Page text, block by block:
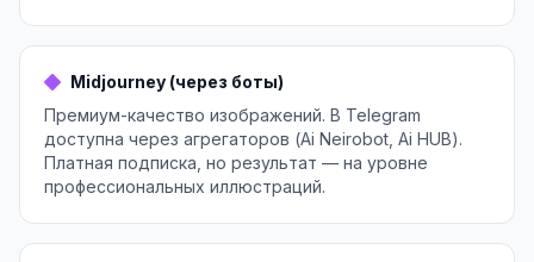
Midjourney (через боты)
Премиум-качество изображений. В Telegram
доступна через агрегаторов (Ai Neirobot, Ai HUB).
Платная подписка, но результат — на уровне
профессиональных иллюстраций.